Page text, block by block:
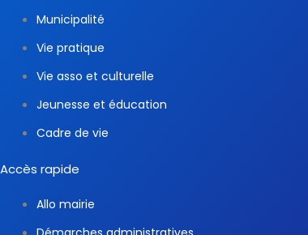
Municipalité
Vie pratique
Vie asso et culturelle
Jeunesse et éducation
Cadre de vie
Accès rapide
Allo mairie